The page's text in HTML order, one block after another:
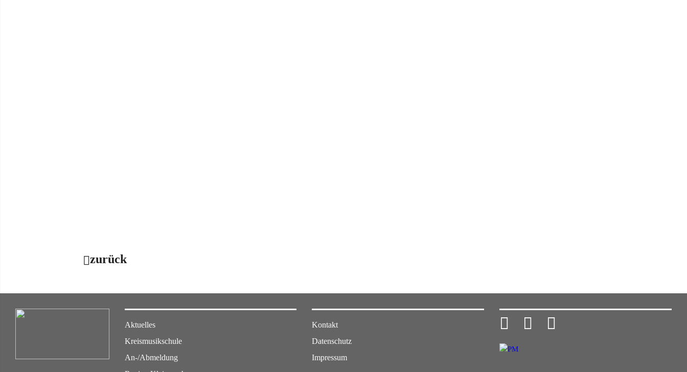
zurück
Aktuelles
Kreismusikschule
An-/Abmeldung
Kontakt
Datenschutz
Impressum
  